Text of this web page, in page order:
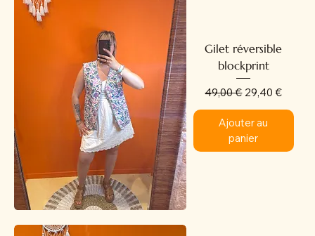
Gilet réversible
blockprint
Prix original
49,00 € Prix
29,40 €
Ajouter au
panier